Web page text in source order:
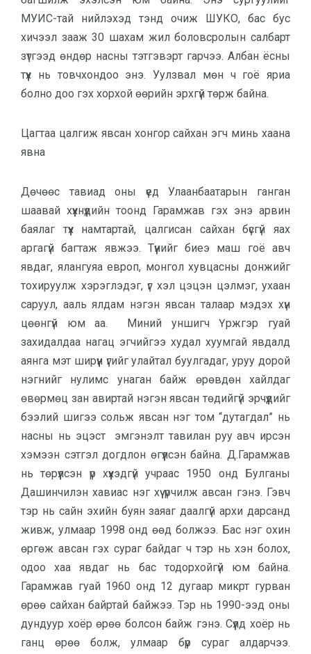
МУИС-тай нийлэхэд тэнд очиж ШУКО, бас бус
хичээл зааж 30 шахам жил боловсролын салбарт
зүтгээд өндөр насны тэтгэвэрт гарчээ. Албан ёсны
түүх нь товчхондоо энэ. Уулзвал мөн ч гоё яриа
болно доо гэх хорхой өөрийн эрхгүй төрж байна.
Цагтаа цалгиж явсан хонгор сайхан эгч минь хаана
явна
Дөчөөс тавиад оны үед Улаанбаатарын ганган
шаавай хүүхнүүдийн тоонд Гарамжав гэх энэ арвин
баялаг түүх намтартай, цалгисан сайхан бүсгүй яах
аргагүй багтаж явжээ. Түүнийг биеэ маш гоё авч
явдаг, ялангуяа европ, монгол хувцасны донжийг
тохируулж хэрэглэдэг, үг хэл цэцэн цэлмэг, ухаан
саруул, ааль ялдам нэгэн явсан талаар мэдэх хүн
цөөнгүй юм аа. Миний уншигч Үржгэр гуай
захидалдаа нагац эгчийгээ худал хуумгай явдалд
аянга мэт ширүүн үгийг улайтал буулгадаг, уруу дорой
нэгнийг нулимс унаган байж өрөвдөн хайлдаг
өвөрмөц зан авиртай нэгэн явсан төдийгүй эрчүүдийг
бээлий шигээ сольж явсан нэг том “дутагдал” нь
насны нь эцэст эмгэнэлт тавилан руу авч ирсэн
хэмээн сэтгэл догдлон өгүүлсэн байна. Д.Гарамжав
нь төрүүлсэн үр хүүхэдгүй учраас 1950 онд Булганы
Дашинчилэн хавиас нэг хүү үрчилж авсан гэнэ. Гэвч
тэр нь сайн эхийн буян заяаг даалгүй архи дарсанд
живж, улмаар 1998 онд өөд болжээ. Бас нэг охин
өргөж авсан гэх сураг байдаг ч тэр нь хэн болох,
одоо хаа явдаг нь бас тодорхойгүй юм байна.
Гарамжав гуай 1960 онд 12 дугаар микрт гурван
өрөө сайхан байртай байжээ. Тэр нь 1990-ээд оны
дундуур хоёр өрөө болсон байж гэнэ. Сүүлд хоёр нь
ганц өрөө болж, улмаар бүр сураг алдарчээ.